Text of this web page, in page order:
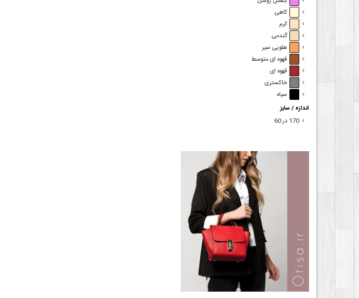
کاهی
کرم
گندمی
هلویی سیر
قهوه ای متوسط
قهوه ای
خاکستری
سیاه
اندازه / سایز
170 در 60